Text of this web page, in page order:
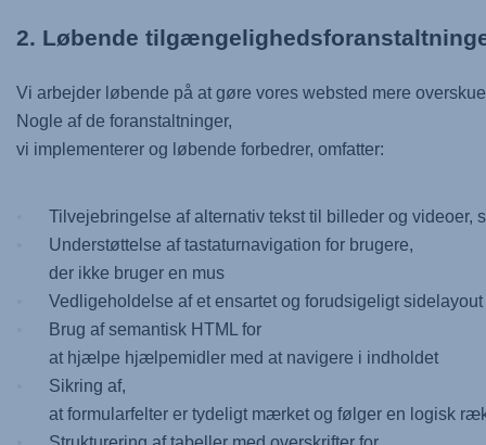
2. Løbende
Vi arbejder løbende på at gøre vores websted mere
Nogle af de foranstaltninger,
vi implementerer og løbende forbedrer, omfatter:
Tilvejebringelse af alternativ tekst til billeder og
Understøttelse af tastaturnavigation for brugere,
der ikke bruger en mus
Vedligeholdelse af et ensartet og forudsigeligt sidelayout
Brug af semantisk HTML for
at hjælpe hjælpemidler med at navigere i indholdet
Sikring af,
at formularfelter er tydeligt mærket og følger en logisk